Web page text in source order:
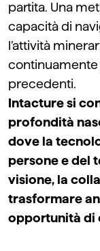
partita. Una
capacità di
l’attività
continuamente
precedenti.
Intacture si
profondità
dove la
persone e del
visione, la
trasformare
opportunità di